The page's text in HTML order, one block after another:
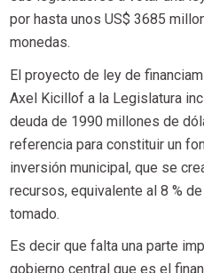
por hasta unos US$ 3685
monedas.
El proyecto de ley de
Axel Kicillof a la Legislatura
deuda de 1990 millones de
referencia para constituir un
inversión municipal, que se
recursos, equivalente al 8 %
tomado.
Es decir que falta una parte
gobierno central que es el